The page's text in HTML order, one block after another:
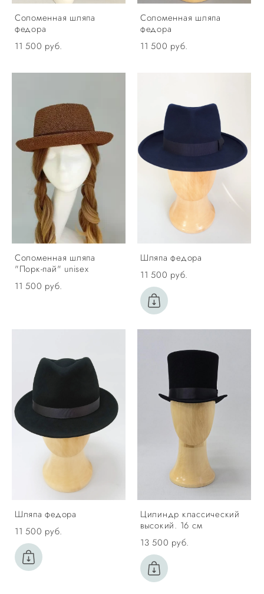
Соломенная шляпа
федора
11 500 pуб.
Соломенная шляпа
федора
11 500 pуб.
Соломенная шляпа
"Порк-пай" unisex
11 500 pуб.
Шляпа федора
11 500 pуб.
Шляпа федора
11 500 pуб.
Цилиндр классический
высокий. 16 см
13 500 pуб.